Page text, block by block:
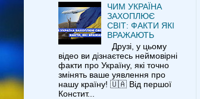
ЧИМ УКРАЇНА
ЗАХОПЛЮЄ
СВІТ: ФАКТИ ЯКІ
ВРАЖАЮТЬ
Друзі, у цьому
відео ви дізнаєтесь неймовірні
факти про Україну, які точно
змінять ваше уявлення про
нашу країну! 🇺🇦 Від першої
Констит...